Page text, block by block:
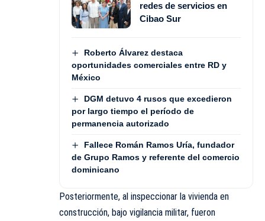
redes de servicios en
Cibao Sur
Roberto Álvarez destaca
oportunidades comerciales entre RD y
México
DGM detuvo 4 rusos que excedieron
por largo tiempo el período de
permanencia autorizado
Fallece Román Ramos Uría, fundador
de Grupo Ramos y referente del comercio
dominicano
Posteriormente, al inspeccionar la vivienda en
construcción, bajo vigilancia militar, fueron